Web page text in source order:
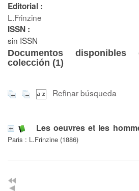
Editorial :
L.Frinzine
ISSN :
sin ISSN
Documentos
colección (1)
Refinar búsqueda
Les oeuvres et les
Paris : L.Frinzine (1886)